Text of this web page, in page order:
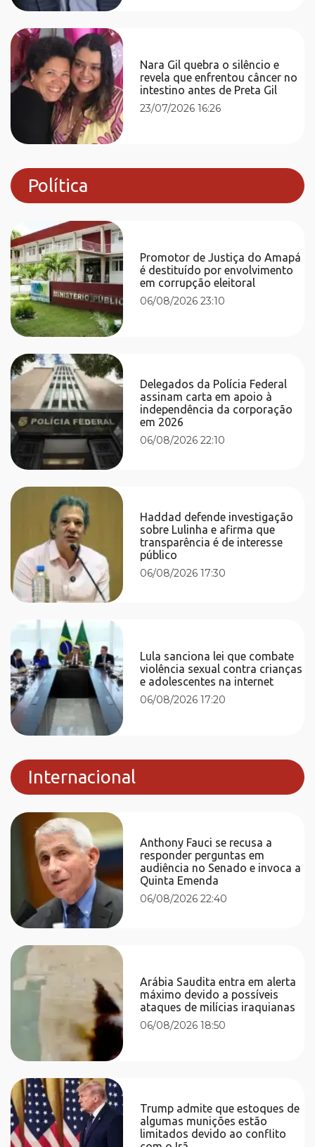
Nara Gil quebra o silêncio e
revela que enfrentou câncer no
intestino antes de Preta Gil
23/07/2026 16:26
Política
Promotor de Justiça do Amapá
é destituído por envolvimento
em corrupção eleitoral
06/08/2026 23:10
Delegados da Polícia Federal
assinam carta em apoio à
independência da corporação
em 2026
06/08/2026 22:10
Haddad defende investigação
sobre Lulinha e afirma que
transparência é de interesse
público
06/08/2026 17:30
Lula sanciona lei que combate
violência sexual contra crianças
e adolescentes na internet
06/08/2026 17:20
Internacional
Anthony Fauci se recusa a
responder perguntas em
audiência no Senado e invoca a
Quinta Emenda
06/08/2026 22:40
Arábia Saudita entra em alerta
máximo devido a possíveis
ataques de milícias iraquianas
06/08/2026 18:50
Trump admite que estoques de
algumas munições estão
limitados devido ao conflito